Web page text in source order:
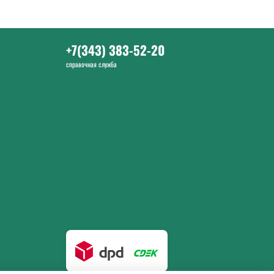
+7(343) 383-52-20
справочная служба